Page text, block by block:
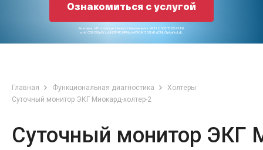
Ознакомиться с услугой
Реклама. ИП «Ковтун Никита Николаевич» ИНН 230215654199.
erid CQH36pWzJqN3F4D9iFNoJoKWJK3S8xEzjCNLGpkafkoLdL
Главная Функциональная диагностика
Холтеры
Суточный монитор ЭКГ Миокард-холтер-2
Суточный монитор ЭКГ